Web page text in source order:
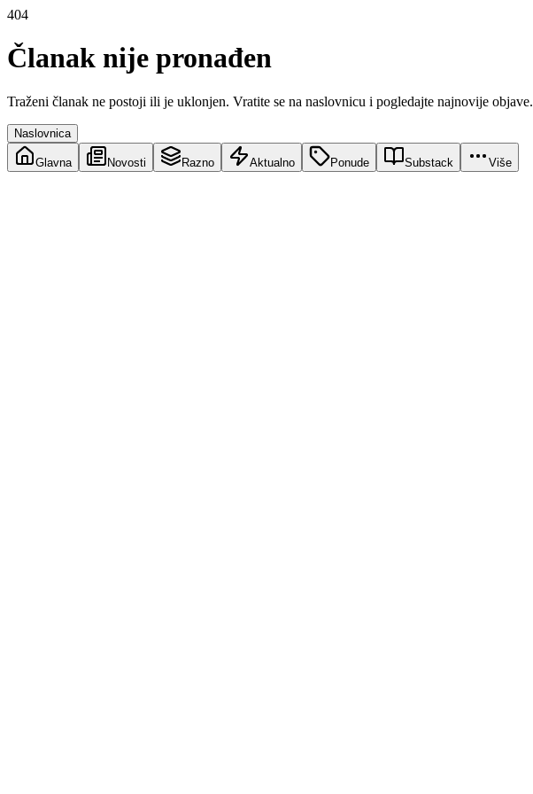
404
Članak nije pronađen
Traženi članak ne postoji ili je uklonjen. Vratite se na naslovnicu i pogledajte najnovije objave.
Naslovnica
Glavna Novosti Razno Aktualno Ponude Substack Više